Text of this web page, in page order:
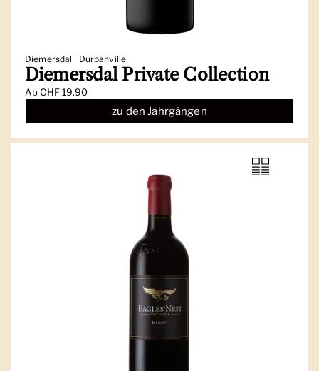
Diemersdal | Durbanville
Diemersdal Private Collection
AbCHF 19.90
zu den Jahrgängen